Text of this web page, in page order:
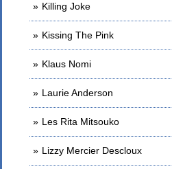
Killing Joke
Kissing The Pink
Klaus Nomi
Laurie Anderson
Les Rita Mitsouko
Lizzy Mercier Descloux